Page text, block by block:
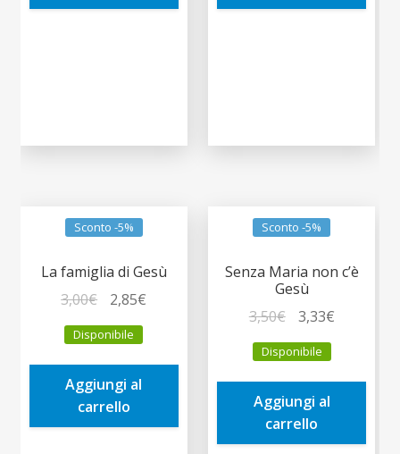
Sconto -5%
La famiglia di Gesù
3,00€
prezzo
originale
era:
3,00€.
2,85€
è:
Disponibile
Aggiungi al
carrello
Sconto -5%
Senza Maria non c’è
Gesù
3,50€
prezzo
originale
era:
3,50€.
3,33€Il
è:
Disponibile
Aggiungi al
carrello